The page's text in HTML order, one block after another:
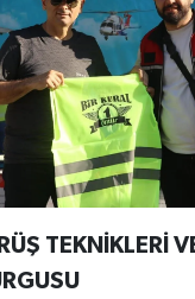
TEKNİKLERİ